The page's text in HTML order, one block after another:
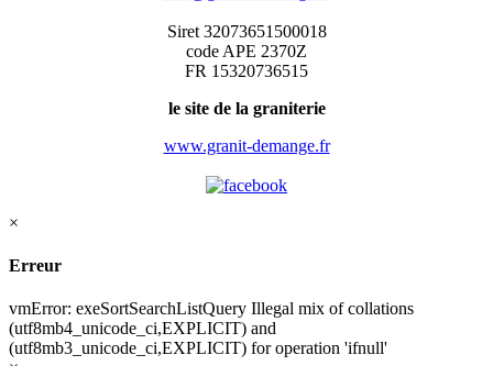
Siret 32073651500018
code APE 2370Z
FR 15320736515
le site de la graniterie
www.granit-demange.fr
×
Erreur
vmError: exeSortSearchListQuery Illegal mix of collations
(utf8mb4_unicode_ci,EXPLICIT) and
(utf8mb3_unicode_ci,EXPLICIT) for operation 'ifnull'